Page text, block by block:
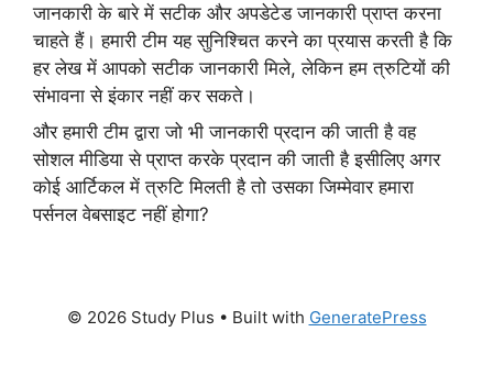
जानकारी के बारे में सटीक और अपडेटेड जानकारी प्राप्त करना
चाहते हैं। हमारी टीम यह सुनिश्चित करने का प्रयास करती है कि
हर लेख में आपको सटीक जानकारी मिले, लेकिन हम त्रुटियों की
संभावना से इंकार नहीं कर सकते।
और हमारी टीम द्वारा जो भी जानकारी प्रदान की जाती है वह
सोशल मीडिया से प्राप्त करके प्रदान की जाती है इसीलिए अगर
कोई आर्टिकल में त्रुटि मिलती है तो उसका जिम्मेवार हमारा
पर्सनल वेबसाइट नहीं होगा?
© 2026 Study Plus • Built with GeneratePress